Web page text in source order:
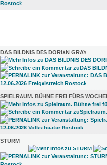
DAS BILDNIS DES DORIAN GRAY
SPIELRAUM. BÜHNE FREI FÜRS
STURM